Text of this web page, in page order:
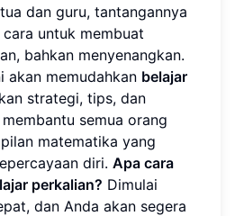
dan guru, tantangannya
untuk membuat
bahkan menyenangkan.
akan memudahkan belajar
strategi, tips, dan
semua orang
matematika yang
diri. Apa cara
perkalian? Dimulai
dan Anda akan segera